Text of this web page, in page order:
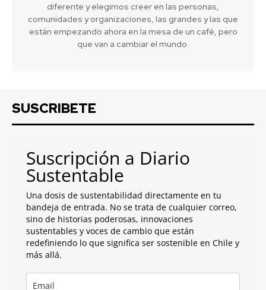
diferente y elegimos creer en las personas,
comunidades y organizaciones, las grandes y las que
están empezando ahora en la mesa de un café, pero
que van a cambiar el mundo.
SUSCRIBETE
Suscripción a Diario
Sustentable
Una dosis de sustentabilidad directamente en tu
bandeja de entrada. No se trata de cualquier correo,
sino de historias poderosas, innovaciones
sustentables y voces de cambio que están
redefiniendo lo que significa ser sostenible en Chile y
más allá.